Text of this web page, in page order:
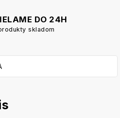
DO 24H
skladom